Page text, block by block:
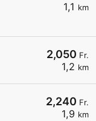
1,1 km
2,050 Fr.
1,2 km
2,240 Fr.
1,9 km